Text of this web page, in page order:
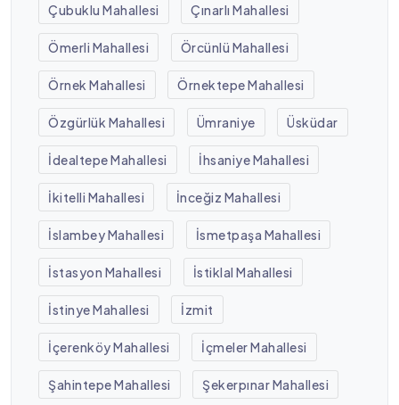
Çubuklu Mahallesi Çınarlı Mahallesi
Ömerli Mahallesi Örcünlü Mahallesi
Örnek Mahallesi Örnektepe Mahallesi
Özgürlük Mahallesi Ümraniye Üsküdar
İdealtepe Mahallesi İhsaniye Mahallesi
İkitelli Mahallesi İnceğiz Mahallesi
İslambey Mahallesi İsmetpaşa Mahallesi
İstasyon Mahallesi İstiklal Mahallesi
İstinye Mahallesi İzmit
İçerenköy Mahallesi İçmeler Mahallesi
Şahintepe Mahallesi Şekerpınar Mahallesi